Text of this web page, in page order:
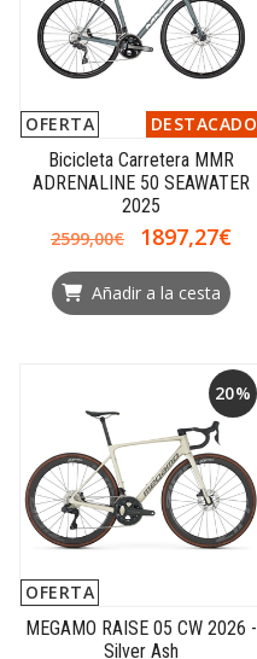
OFERTA DESTACADO
Bicicleta Carretera MMR
ADRENALINE 50 SEAWATER
2025
2599,00€
1897,27€
Añadir a la cesta
20%
OFERTA
MEGAMO RAISE 05 CW 2026 -
Silver Ash